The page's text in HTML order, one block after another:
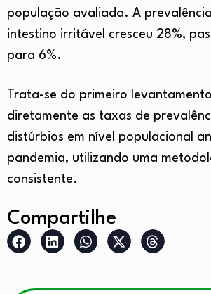
população avaliada. A
intestino irritável cresceu 28%,
para 6%.
Trata-se do primeiro
diretamente as taxas de
distúrbios em nível populacional
pandemia, utilizando uma
consistente.
Compartilhe